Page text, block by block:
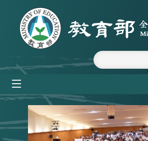
跳到主要內容區塊
:::